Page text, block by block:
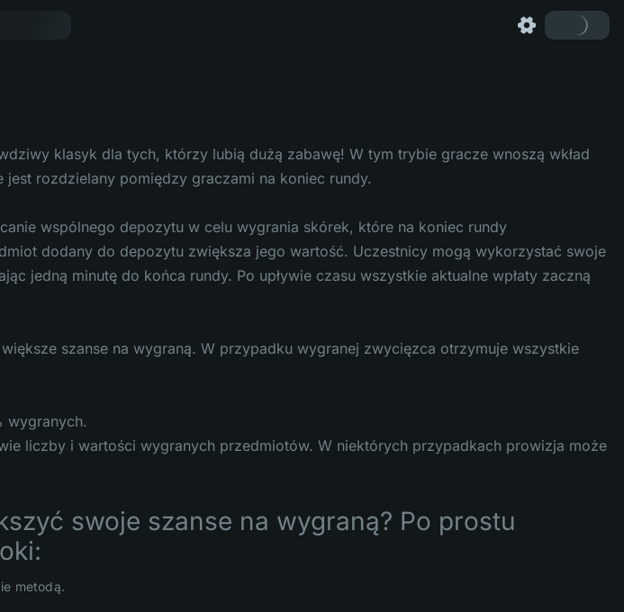
klasyk dla tych, którzy lubią dużą zabawę! W tym trybie gracze wnoszą wkład
rozdzielany pomiędzy graczami na koniec rundy.
wspólnego depozytu w celu wygrania skórek, które na koniec rundy
dodany do depozytu zwiększa jego wartość. Uczestnicy mogą wykorzystać swoje
jedną minutę do końca rundy. Po upływie czasu wszystkie aktualne wpłaty zaczną
szanse na wygraną. W przypadku wygranej zwycięzca otrzymuje wszystkie
wygranych.
liczby i wartości wygranych przedmiotów. W niektórych przypadkach prowizja może
swoje szanse na wygraną? Po prostu
metodą.